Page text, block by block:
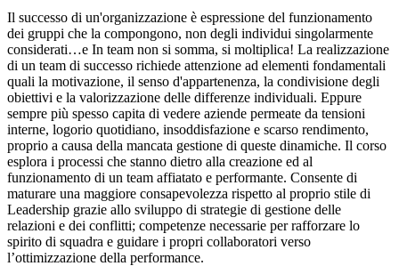
Il successo di un'organizzazione è espressione del funzionamento
dei gruppi che la compongono, non degli individui singolarmente
considerati…e In team non si somma, si moltiplica! La realizzazione
di un team di successo richiede attenzione ad elementi fondamentali
quali la motivazione, il senso d'appartenenza, la condivisione degli
obiettivi e la valorizzazione delle differenze individuali. Eppure
sempre più spesso capita di vedere aziende permeate da tensioni
interne, logorio quotidiano, insoddisfazione e scarso rendimento,
proprio a causa della mancata gestione di queste dinamiche. Il corso
esplora i processi che stanno dietro alla creazione ed al
funzionamento di un team affiatato e performante. Consente di
maturare una maggiore consapevolezza rispetto al proprio stile di
Leadership grazie allo sviluppo di strategie di gestione delle
relazioni e dei conflitti; competenze necessarie per rafforzare lo
spirito di squadra e guidare i propri collaboratori verso
l’ottimizzazione della performance.